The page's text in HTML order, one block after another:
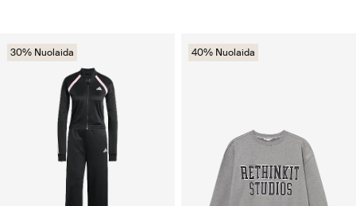
30% Nuolaida 40% Nuolaida